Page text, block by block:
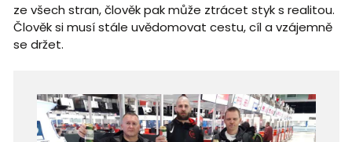
ze všech stran, člověk pak může ztrácet styk s realitou.
Člověk si musí stále uvědomovat cestu, cíl a vzájemně
se držet.